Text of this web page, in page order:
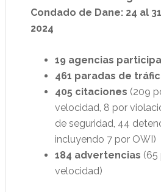
Condado de Dane: 24 al
2024
19 agencias
461 paradas de
405 citaciones (209
velocidad, 8 por
de seguridad, 44
incluyendo 7 por OWI)
184 advertencias (65
velocidad)